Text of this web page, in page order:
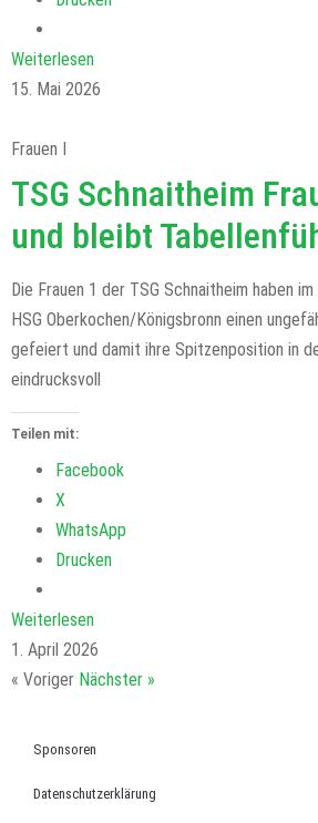
Weiterlesen
15. Mai 2026
Frauen I
TSG Schnaitheim
und bleibt
Die Frauen 1 der TSG Schnaitheim haben
HSG Oberkochen/Königsbronn einen
gefeiert und damit ihre Spitzenposition in
eindrucksvoll
Teilen mit:
Facebook
X
WhatsApp
Drucken
Weiterlesen
1. April 2026
« Voriger Nächster »
Sponsoren
Datenschutzerklärung